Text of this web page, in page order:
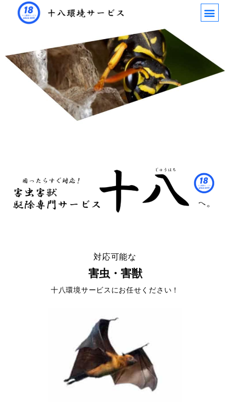
対応可能な
害虫・害獣
十八環境サービスにお任せください！